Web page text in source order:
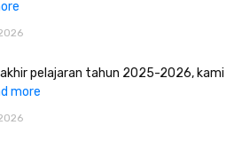
pelajaran tahun 2025-2026, kami
more